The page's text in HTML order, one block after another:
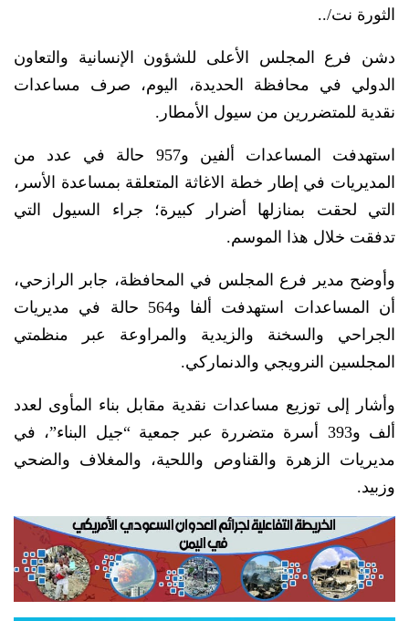
الثورة نت/..
دشن فرع المجلس الأعلى للشؤون الإنسانية والتعاون
الدولي في محافظة الحديدة، اليوم، صرف مساعدات
نقدية للمتضررين من سيول الأمطار.
استهدفت المساعدات ألفين و957 حالة في عدد من
المديريات في إطار خطة الاغاثة المتعلقة بمساعدة الأسر،
التي لحقت بمنازلها أضرار كبيرة؛ جراء السيول التي
تدفقت خلال هذا الموسم.
وأوضح مدير فرع المجلس في المحافظة، جابر الرازحي،
أن المساعدات استهدفت ألفا و564 حالة في مديريات
الجراحي والسخنة والزيدية والمراوعة عبر منظمتي
المجلسين النرويجي والدنماركي.
وأشار إلى توزيع مساعدات نقدية مقابل بناء المأوى لعدد
ألف و393 أسرة متضررة عبر جمعية “جيل البناء”، في
مديريات الزهرة والقناوص واللحية، والمغلاف والضحي
وزبيد.